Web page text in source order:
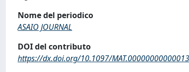
Nome del periodico
ASAIO JOURNAL
DOI del contributo
https://dx.doi.org/10.1097/